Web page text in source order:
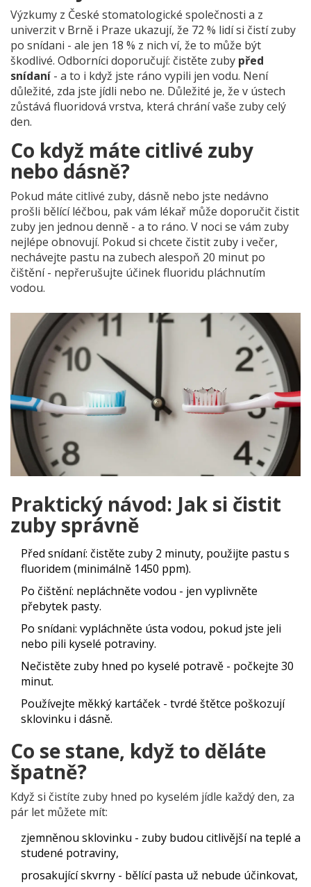
Výzkumy z České stomatologické společnosti a z
univerzit v Brně i Praze ukazují, že 72 % lidí si čistí zuby
po snídani - ale jen 18 % z nich ví, že to může být
škodlivé. Odborníci doporučují: čistěte zuby před
snídaní - a to i když jste ráno vypili jen vodu. Není
důležité, zda jste jídli nebo ne. Důležité je, že v ústech
zůstává fluoridová vrstva, která chrání vaše zuby celý
den.
Co když máte citlivé zuby
nebo dásně?
Pokud máte citlivé zuby, dásně nebo jste nedávno
prošli bělící léčbou, pak vám lékař může doporučit čistit
zuby jen jednou denně - a to ráno. V noci se vám zuby
nejlépe obnovují. Pokud si chcete čistit zuby i večer,
nechávejte pastu na zubech alespoň 20 minut po
čištění - nepřerušujte účinek fluoridu pláchnutím
vodou.
Praktický návod: Jak si čistit
zuby správně
Před snídaní: čistěte zuby 2 minuty, použijte pastu s
fluoridem (minimálně 1450 ppm).
Po čištění: nepláchněte vodou - jen vyplivněte
přebytek pasty.
Po snídani: vypláchněte ústa vodou, pokud jste jeli
nebo pili kyselé potraviny.
Nečistěte zuby hned po kyselé potravě - počkejte 30
minut.
Používejte měkký kartáček - tvrdé štětce poškozují
sklovinku i dásně.
Co se stane, když to děláte
špatně?
Když si čistíte zuby hned po kyselém jídle každý den, za
pár let můžete mít:
zjemněnou sklovinku - zuby budou citlivější na teplé a
studené potraviny,
prosakující skvrny - bělící pasta už nebude účinkovat,